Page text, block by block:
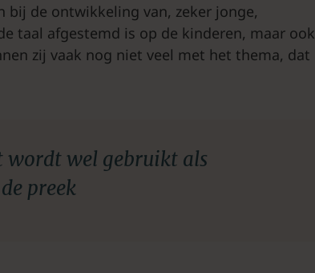
de ontwikkeling van, zeker jonge,
taal afgestemd is op de kinderen, maar ook
zij vaak nog niet veel met het thema, dat
wel gebruikt als
preek